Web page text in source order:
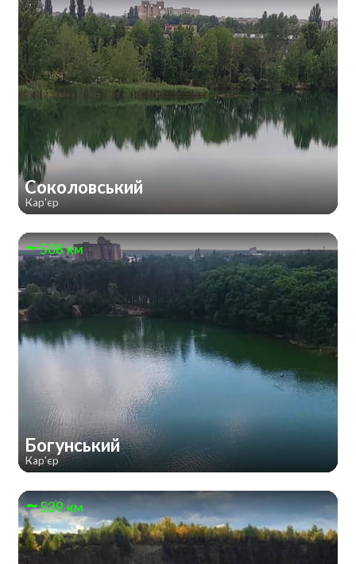
Соколовський
Кар'єр
508 км
Богунський
Кар'єр
539 км